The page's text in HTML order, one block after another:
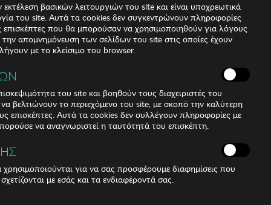
βασικών λειτουργιών του site και είναι υποχρεωτικά
του site. Αυτά τα cookies δεν συγκεντρώνουν πληροφορίες
επισκέπτες που θα μπορούσαν να χρησιμοποιηθούν για λόγους
απομνημόνευση των σελίδων του site στις οποίες έχουν
με το κλείσιμο του browser.
του site και βοηθούν τους διαχειριστές του
βελτιώνουν το περιεχόμενο του site, με σκοπό την καλύτερη
επισκέπτες. Αυτά τα cookies δεν συλλέγουν πληροφορίες με
να αναγνωριστεί η ταυτότητά του επισκέπτη.
για να σας προσφέρουμε διαφημίσεις που
με εσάς και τα ενδιαφέροντά σας.